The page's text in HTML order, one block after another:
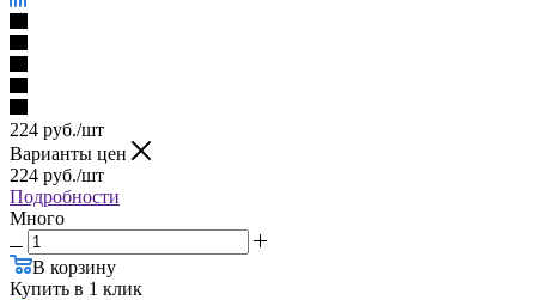
224 руб./шт
Варианты цен
224 руб./шт
Подробности
Много
В корзину
Купить в 1 клик